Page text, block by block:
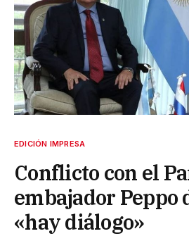
EDICIÓN IMPRESA
Conflicto con el
embajador Peppo
«hay diálogo»